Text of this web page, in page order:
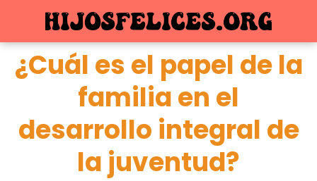
¿Cuál es el papel de la
familia en el
desarrollo integral de
la juventud?